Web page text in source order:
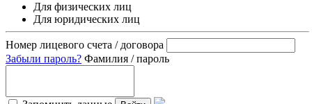
Для физических лиц
Для юридических лиц
Номер лицевого счета / договора
Забыли пароль? Фамилия / пароль